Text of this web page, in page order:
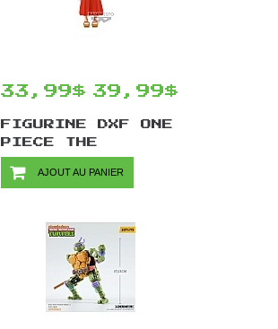
33,99$ 39,99$
FIGURINE DXF ONE
PIECE THE
GRANDLINE
CHILDREN
YAMATO 13 CM
AJOUT AU PANIER